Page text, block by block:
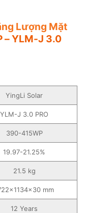
Lượng Mặt
– YLM-J 3.0
YingLi Solar
YLM-J 3.0 PRO
390-415WP
19.97-21.25%
21.5 kg
mm
12 Years